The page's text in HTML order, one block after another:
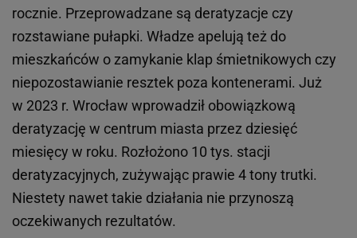
rocznie. Przeprowadzane są deratyzacje czy
rozstawiane pułapki. Władze apelują też do
mieszkańców o zamykanie klap śmietnikowych czy
niepozostawianie resztek poza kontenerami. Już
w 2023 r. Wrocław wprowadził obowiązkową
deratyzację w centrum miasta przez dziesięć
miesięcy w roku. Rozłożono 10 tys. stacji
deratyzacyjnych, zużywając prawie 4 tony trutki.
Niestety nawet takie działania nie przynoszą
oczekiwanych rezultatów.